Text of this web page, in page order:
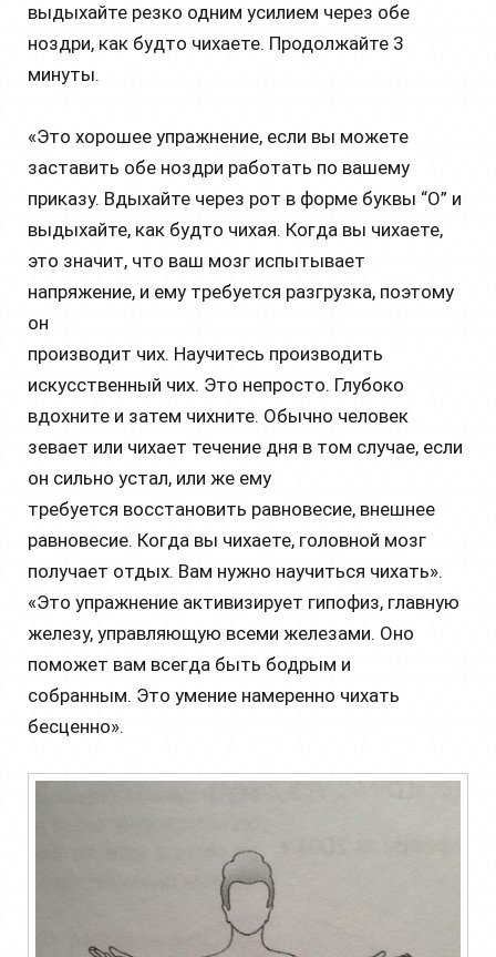
выдыхайте резко одним усилием через обе
ноздри, как будто чихаете. Продолжайте 3
минуты.
«Это хорошее упражнение, если вы можете
заставить обе ноздри работать по вашему
приказу. Вдыхайте через рот в форме буквы “О” и
выдыхайте, как будто чихая. Когда вы чихаете,
это значит, что ваш мозг испытывает
напряжение, и ему требуется разгрузка, поэтому
он
производит чих. Научитесь производить
искусственный чих. Это непросто. Глубоко
вдохните и затем чихните. Обычно человек
зевает или чихает течение дня в том случае, если
он сильно устал, или же ему
требуется восстановить равновесие, внешнее
равновесие. Когда вы чихаете, головной мозг
получает отдых. Вам нужно научиться чихать».
«Это упражнение активизирует гипофиз, главную
железу, управляющую всеми железами. Оно
поможет вам всегда быть бодрым и
собранным. Это умение намеренно чихать
бесценно».